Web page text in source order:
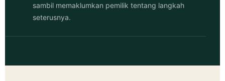
sambil memaklumkan pemilik tentang langkah
seterusnya.